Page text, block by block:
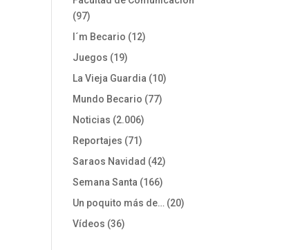
(97)
I´m Becario (12)
Juegos (19)
La Vieja Guardia (10)
Mundo Becario (77)
Noticias (2.006)
Reportajes (71)
Saraos Navidad (42)
Semana Santa (166)
Un poquito más de… (20)
Vídeos (36)